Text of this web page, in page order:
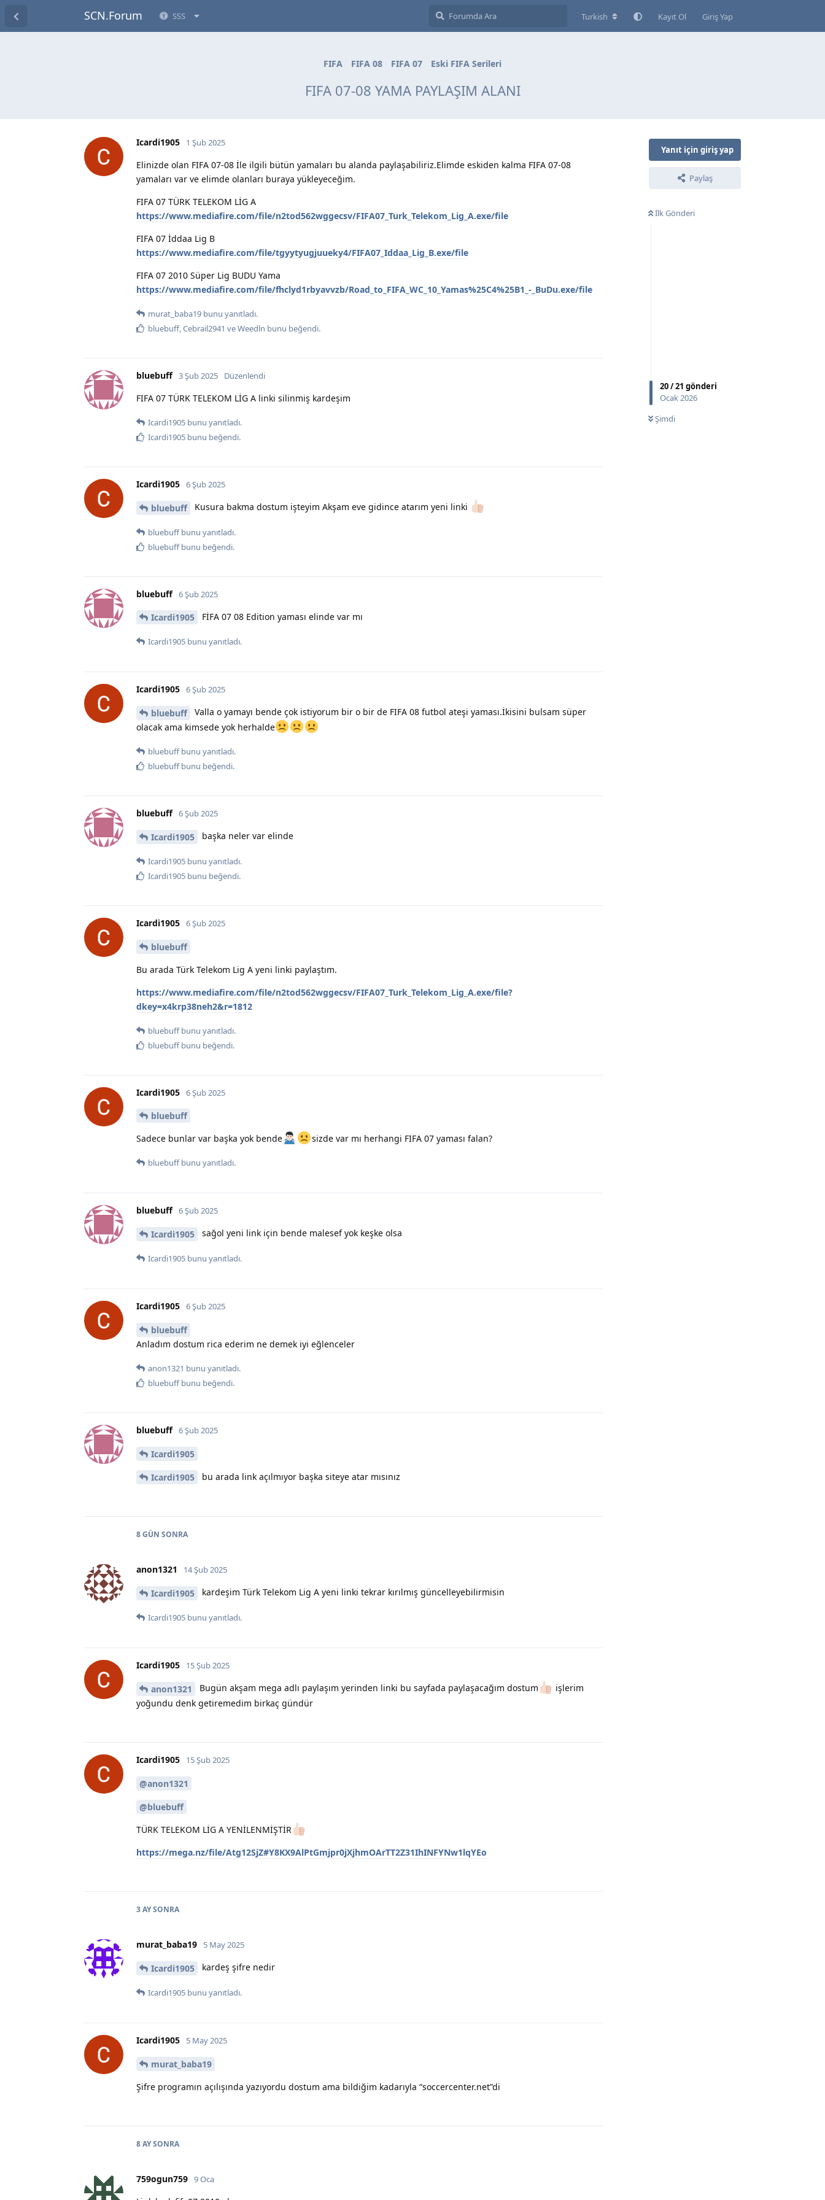
SCN.Forum SSS Turkish Kayıt Ol Giriş Yap
FIFA FIFA 08 FIFA 07 Eski FIFA Serileri
FIFA 07-08 YAMA PAYLAŞIM ALANI
Yanıt için giriş yap
Paylaş
İlk Gönderi
20/21 gönderi
Ocak 2026
Şimdi
Icardi1905 1 Şub 2025
Elinizde olan FIFA 07-08 İle ilgili bütün yamaları bu alanda paylaşabiliriz.Elimde eskiden kalma FIFA 07-08
yamaları var ve elimde olanları buraya yükleyeceğim.
FIFA 07 TÜRK TELEKOM LİG A
https://www.mediafire.com/file/n2tod562wggecsv/FIFA07_Turk_Telekom_Lig_A.exe/file
FIFA 07 İddaa Lig B
https://www.mediafire.com/file/tgyytyugjuueky4/FIFA07_Iddaa_Lig_B.exe/file
FIFA 07 2010 Süper Lig BUDU Yama
https://www.mediafire.com/file/fhclyd1rbyavvzb/Road_to_FIFA_WC_10_Yamas%25C4%25B1_-_BuDu.exe/file
murat_baba19 bunu yanıtladı.
bluebuff,Cebrail2941 veWeedln bunu beğendi.
bluebuff 3 Şub 2025 Düzenlendi
FIFA 07 TÜRK TELEKOM LİG A linki silinmiş kardeşim
Icardi1905 bunu yanıtladı.
Icardi1905 bunu beğendi.
Icardi1905 6 Şub 2025
bluebuff Kusura bakma dostum işteyim Akşam eve gidince atarım yeni linki
bluebuffbunu yanıtladı.
bluebuffbunu beğendi.
bluebuff 6 Şub 2025
Icardi1905 FİFA 07 08 Edition yaması elinde var mı
Icardi1905 bunu yanıtladı.
Icardi1905 6 Şub 2025
bluebuff
Valla o yamayı bende çok istiyorum bir o bir de FIFA 08 futbol ateşi yaması.İkisini bulsam süper
olacak ama kimsede yok herhalde
bluebuffbunu yanıtladı.
bluebuffbunu beğendi.
bluebuff 6 Şub 2025
Icardi1905 başka neler var elinde
Icardi1905 bunu yanıtladı.
Icardi1905 bunu beğendi.
Icardi1905 6 Şub 2025
bluebuff
Bu arada Türk Telekom Lig A yeni linki paylaştım.
https://www.mediafire.com/file/n2tod562wggecsv/FIFA07_Turk_Telekom_Lig_A.exe/file?
dkey=x4krp38neh2&r=1812
bluebuffbunu yanıtladı.
bluebuffbunu beğendi.
Icardi1905 6 Şub 2025
bluebuff
Sadece bunlar var başka yok bende
sizde var mı herhangi FIFA 07 yaması falan?
bluebuffbunu yanıtladı.
bluebuff 6 Şub 2025
Icardi1905 sağol yeni link için bende malesef yok keşke olsa
Icardi1905 bunu yanıtladı.
Icardi1905 6 Şub 2025
bluebuff
Anladım dostum rica ederim ne demek iyi eğlenceler
anon1321 bunu yanıtladı.
bluebuffbunu beğendi.
bluebuff 6 Şub 2025
Icardi1905
Icardi1905 bu arada link açılmıyor başka siteye atar mısınız
8 GÜN SONRA
anon1321 14 Şub 2025
Icardi1905 kardeşim Türk Telekom Lig A yeni linki tekrar kırılmış güncelleyebilirmisin
Icardi1905 bunu yanıtladı.
Icardi1905 15 Şub 2025
anon1321 Bugün akşam mega adlı paylaşım yerinden linki bu sayfada paylaşacağım dostum
işlerim
yoğundu denk getiremedim birkaç gündür
Icardi1905 15 Şub 2025
@anon1321
@bluebuff
TÜRK TELEKOM LİG A YENİLENMİŞTİR
https://mega.nz/file/Atg12SjZ#Y8KX9AlPtGmjpr0jXjhmOArTT2Z31IhINFYNw1lqYEo
3 AYSONRA
murat_baba19 5 May 2025
Icardi1905 kardeş şifre nedir
Icardi1905 bunu yanıtladı.
Icardi1905 5 May 2025
murat_baba19
Şifre programın açılışında yazıyordu dostum ama bildiğim kadarıyla “soccercenter.net”di
8 AYSONRA
759ogun759 9 Oca